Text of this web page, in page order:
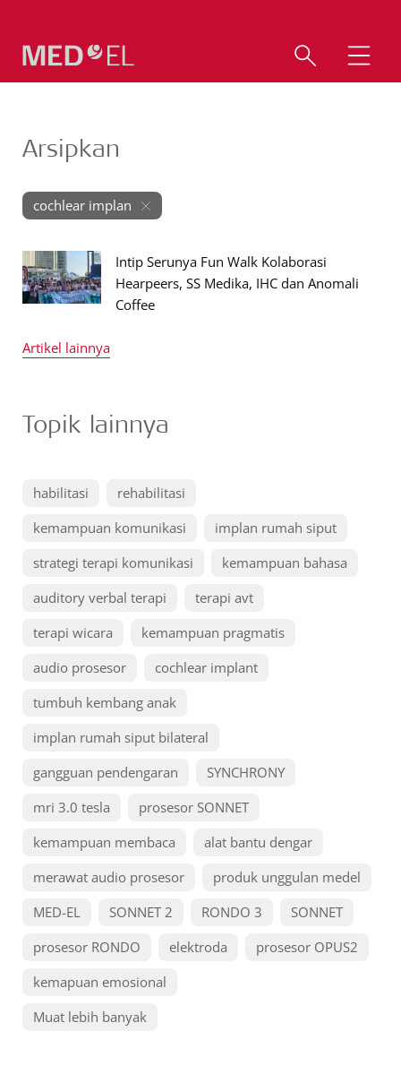
Arsipkan
cochlear implan
Intip Serunya Fun Walk Kolaborasi
Hearpeers, SS Medika, IHC dan Anomali
Coffee
Artikel lainnya
Topik lainnya
habilitasi
rehabilitasi
kemampuan komunikasi
implan rumah siput
strategi terapi komunikasi
kemampuan bahasa
auditory verbal terapi
terapi avt
terapi wicara
kemampuan pragmatis
audio prosesor
cochlear implant
tumbuh kembang anak
implan rumah siput bilateral
gangguan pendengaran
SYNCHRONY
mri 3.0 tesla
prosesor SONNET
kemampuan membaca
alat bantu dengar
merawat audio prosesor
produk unggulan medel
MED-EL
SONNET 2 RONDO 3
SONNET
prosesor RONDO
elektroda
prosesor OPUS2
kemapuan emosional
Muat lebih banyak